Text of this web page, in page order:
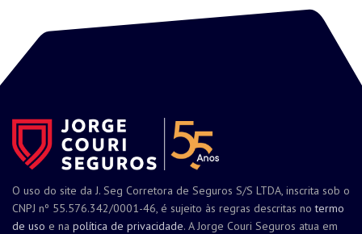
O uso do site da J. Seg Corretora de Seguros S/S LTDA, inscrita sob o
CNPJ nº 55.576.342/0001-46, é sujeito às regras descritas notermo
de uso e na política de privacidade. A Jorge Couri Seguros atua em